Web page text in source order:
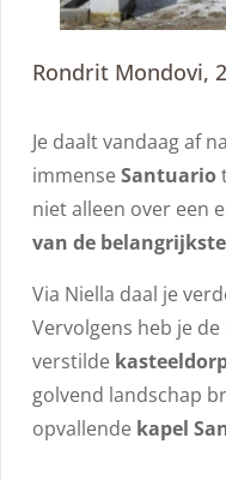
Rondrit Mondovi,
Je daalt vandaag af
immenseSantuario
niet alleen over een
van de
Via Niella daal je
Vervolgens heb je
verstilde
golvend landschap
opvallende kapel